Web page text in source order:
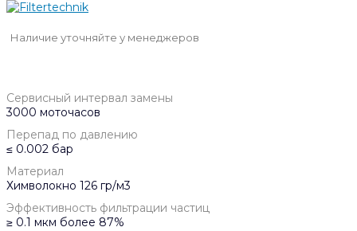
Наличие уточняйте у менеджеров
Сервисный интервал замены
3000 моточасов
Перепад по давлению
≤ 0.002 бар
Материал
Химволокно 126 гр/м3
Эффективность фильтрации частиц
≥ 0.1 мкм более 87%